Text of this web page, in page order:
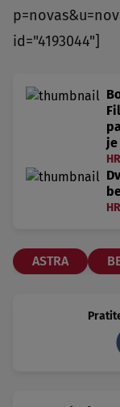
id="4193044"]
je
ASTRA